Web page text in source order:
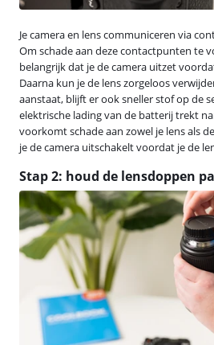
Je camera en lens communiceren via
Om schade aan deze contactpunten te
belangrijk dat je de camera uitzet
Daarna kun je de lens zorgeloos
aanstaat, blijft er ook sneller stof op de
elektrische lading van de batterij trekt
voorkomt schade aan zowel je lens als
je de camera uitschakelt voordat je de
Stap 2: houd de lensdoppen